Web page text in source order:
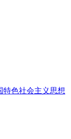
特色社会主义思想